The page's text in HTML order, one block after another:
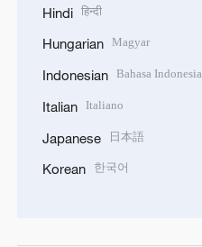
Hindi हिन्दी
Hungarian Magyar
Indonesian Bahasa Indonesia
Italian Italiano
Japanese 日本語
Korean 한국어